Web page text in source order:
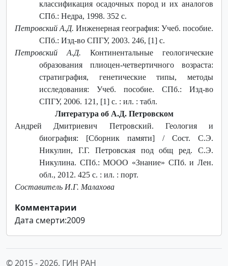
классификация осадочных пород и их аналогов
СПб.: Недра, 1998. 352 с.
Петровский А.Д. Инженерная география: Учеб. пособие.
СПб.: Изд-во СПГУ, 2003. 246, [1] с.
Петровский А.Д. Континентальные геологические
образования плиоцен-четвертичного возраста:
стратиграфия, генетические типы, методы
исследования: Учеб. пособие. СПб.: Изд-во
СПГУ, 2006. 121, [1] с. : ил. : табл.
Литература об А.Д. Петровском
Андрей Дмитриевич Петровский. Геология и
биография: [Сборник памяти] / Сост. С.Э.
Никулин, Г.Г. Петровская под общ ред. С.Э.
Никулина. СПб.: МООО «Знание» СПб. и Лен.
обл., 2012. 425 с. : ил. : порт.
Составитель И.Г. Малахова
Комментарии
Дата смерти:2009
© 2015 -2026, ГИН РАН